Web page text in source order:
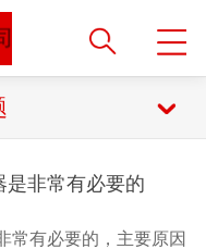
是非常有必要的
常有必要的，主要原因